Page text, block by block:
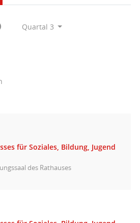
Quartal 3
für Soziales, Bildung, Jugend
des Rathauses